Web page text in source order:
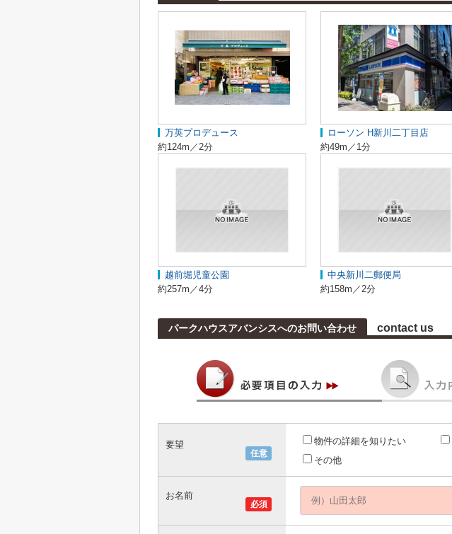
万英プロデュース
約124m／2分
ローソン H新川二丁目店
約49m／1分
越前堀児童公園
約257m／4分
中央新川二郵便局
約158m／2分
パークハウスアバンシスへのお問い合わせ contact us
任意
要望 物件の詳細を知りたい
その他
必須
お名前